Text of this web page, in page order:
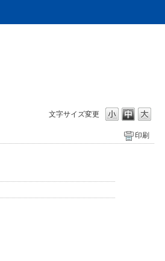
文字サイズ変更
印刷